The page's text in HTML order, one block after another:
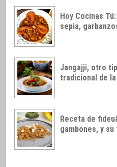
Hoy Cocinas
sepia,
Jangajji, otro
tradicional de
Receta de
gambones, y su